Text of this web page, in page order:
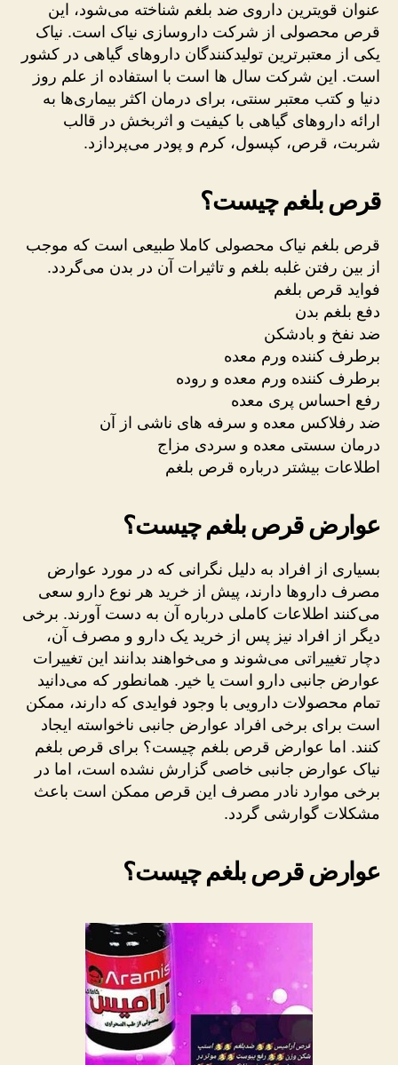
عنوان قویترین داروی ضد بلغم شناخته می‌شود، این
قرص محصولی از شرکت داروسازی نیاک است. نیاک
یکی از معتبرترین تولیدکنندگان داروهای گیاهی در کشور
است. این شرکت سال ها است با استفاده از علم روز
دنیا و کتب معتبر سنتی، برای درمان اکثر بیماری‌ها به
ارائه داروهای گیاهی با کیفیت و اثربخش در قالب
شربت، قرص، کپسول، کرم و پودر می‌پردازد.
قرص بلغم چیست؟
قرص بلغم نیاک محصولی کاملا طبیعی است که موجب
از بین رفتن غلبه بلغم و تاثیرات آن در بدن می‌گردد.
فواید قرص بلغم
دفع بلغم بدن
ضد نفخ و بادشکن
برطرف کننده ورم معده
برطرف کننده ورم معده و روده
رفع احساس پری معده
ضد رفلاکس معده و سرفه های ناشی از آن
درمان سستی معده و سردی مزاج
اطلاعات بیشتر درباره قرص بلغم
عوارض قرص بلغم چیست؟
بسیاری از افراد به دلیل نگرانی که در مورد عوارض
مصرف داروها دارند، پیش از خرید هر نوع دارو سعی
می‌کنند اطلاعات کاملی درباره آن به دست آورند. برخی
دیگر از افراد نیز پس از خرید یک دارو و مصرف آن،
دچار تغییراتی می‌شوند و می‌خواهند بدانند این تغییرات
عوارض جانبی دارو است یا خیر. همانطور که می‌دانید
تمام محصولات دارویی با وجود فوایدی که دارند، ممکن
است برای برخی افراد عوارض جانبی ناخواسته ایجاد
کنند. اما عوارض قرص بلغم چیست؟ برای قرص بلغم
نیاک عوارض جانبی خاصی گزارش نشده است، اما در
برخی موارد نادر مصرف این قرص ممکن است باعث
مشکلات گوارشی گردد.
عوارض قرص بلغم چیست؟